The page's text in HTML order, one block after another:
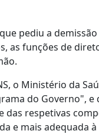
pediu a
as funções de
o Ministério da
do Governo",
respetivas
e mais adequada